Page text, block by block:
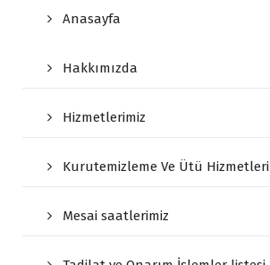
Anasayfa
Hakkımızda
Hizmetlerimiz
Kurutemizleme Ve Ütü Hizmetleri
Mesai saatlerimiz